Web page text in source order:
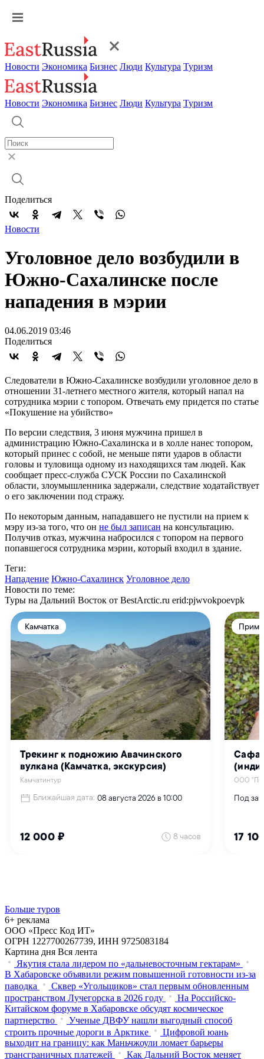
Новости Экономика Бизнес Люди Культура Туризм
Новости Экономика Бизнес Люди Культура Туризм
Поделиться
Новости
Уголовное дело возбудили в
Южно-Сахалинске после
нападения в мэрии
04.06.2019 03:46
Поделиться
Следователи в Южно-Сахалинске возбудили уголовное дело в
отношении 31-летнего местного жителя, который напал на
сотрудника мэрии с топором. Отвечать ему придется по статье
«Покушение на убийство»
По версии следствия, 3 июня мужчина пришел в
администрацию Южно-Сахалинска и в холле нанес топором,
который принес с собой, не меньше пяти ударов в области
головы и туловища одному из находящихся там людей. Как
сообщает пресс-служба СУСК России по Сахалинской
области, злоумышленника задержали, следствие ходатайствует
о его заключении под стражу.
По некоторым данным, нападавшего не пустили на прием к
мэру из-за того, что он не был записан на консультацию.
Получив отказ, мужчина набросился с топором на первого
попавшегося сотрудника мэрии, который входил в здание.
Теги:
Нападение Южно-Сахалинск Уголовное дело
Новости по теме:
Туры на Дальний Восток от BestArctic.ru erid:pjwvokpoevpk
Больше туров
6+ реклама
ООО «Пресс Код ИТ»
ОГРН 1227700267739, ИНН 9725083184
Картина дня Вся лента
Якутия стала лидером по «дальневосточным гектарам»
В Хабаровске объявили режим повышенной готовности из‑за
паводка
Сквер «Угольщиков» стал первым обновленным
пространством Лучегорска в 2026 году
На Российско-
Китайском форуме в Хабаровске обсудят космическое
партнерство
Ученые ДВФУ нашли выгодный способ
строить прочные дороги в Арктике
Цифровой юань
выходит на границу: как Маньчжоули ломает барьеры
трансграничных платежей
Как Дальний Восток меняет